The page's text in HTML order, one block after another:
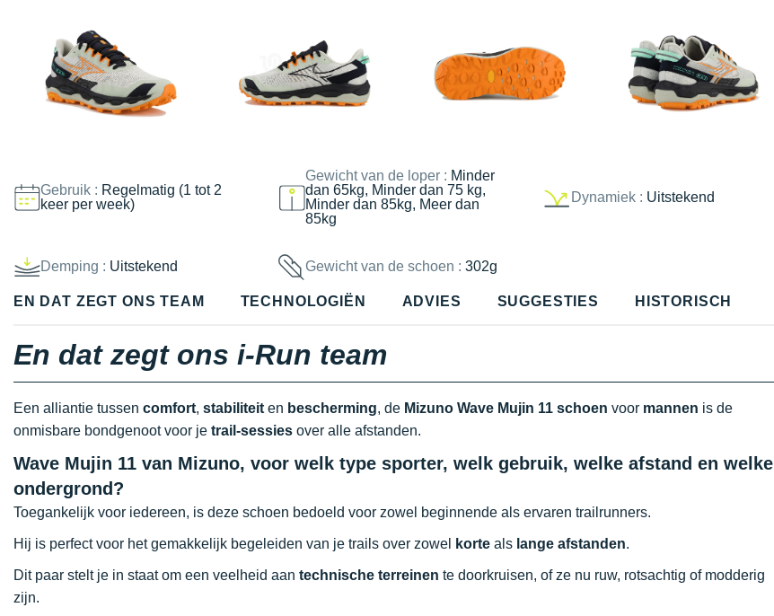
Gebruik : Regelmatig (1 tot 2
keer per week)
Gewicht van de loper : Minder
dan 65kg, Minder dan 75 kg,
Minder dan 85kg, Meer dan
85kg
Dynamiek : Uitstekend
Demping : Uitstekend Gewicht van de schoen :302g
EN DAT ZEGT ONS TEAM TECHNOLOGIËN ADVIES SUGGESTIES HISTORISCH
En dat zegt ons i-Run team
Een alliantie tussen comfort, stabiliteit en bescherming, de Mizuno Wave Mujin 11 schoen voor mannen is de
onmisbare bondgenoot voor je trail-sessies over alle afstanden.
Wave Mujin 11 van Mizuno, voor welk type sporter, welk gebruik, welke afstand en welke
ondergrond?
Toegankelijk voor iedereen, is deze schoen bedoeld voor zowel beginnende als ervaren trailrunners.
Hij is perfect voor het gemakkelijk begeleiden van je trails over zowel korte als lange afstanden.
Dit paar stelt je in staat om een veelheid aan technische terreinen te doorkruisen, of ze nu ruw, rotsachtig of modderig
zijn.